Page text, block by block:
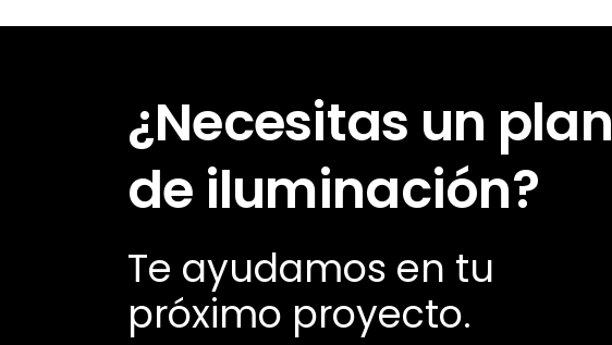
¿Necesitas un plan
de iluminación?
Te ayudamos en tu
próximo proyecto.